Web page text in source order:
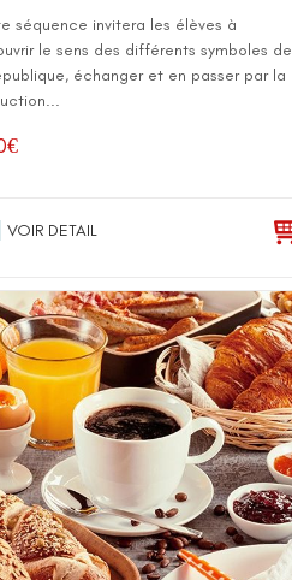
séquence invitera les élèves à
le sens des différents symboles de
échanger et en passer par la
€
VOIR DETAIL